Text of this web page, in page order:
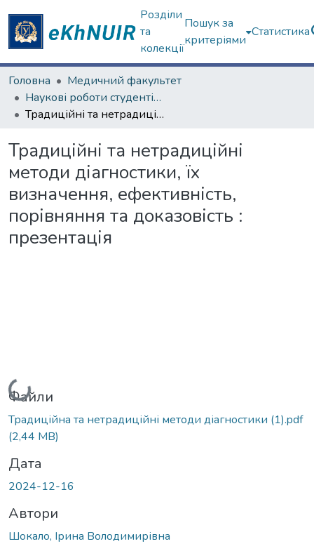
Розділи
та
колекції
Пошук за
критеріями
Статистика
Головна
Медичний факультет
Наукові роботи студентів та аспірантів. Медичний факультет
Традиційні та нетрадиційні методи діагностики, їх визначення, ефективність, порівняння та доказовість : презентація
Традиційні та нетрадиційні
методи діагностики, їх
визначення, ефективність,
порівняння та доказовість :
презентація
Вантажиться...
Файли
Традиційна та нетрадиційні методи діагностики (1).pdf
(2,44 MB)
Дата
2024-12-16
Автори
Шокало, Ірина Володимирівна